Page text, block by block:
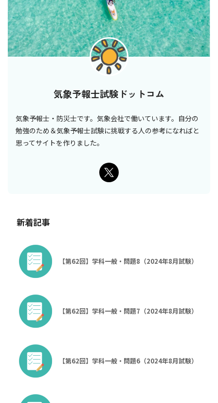
気象予報士試験ドットコム
気象予報士・防災士です。気象会社で働いています。自分の
勉強のため＆気象予報士試験に挑戦する人の参考になればと
思ってサイトを作りました。
新着記事
【第62回】学科一般・問題8（2024年8月試験）
【第62回】学科一般・問題7（2024年8月試験）
【第62回】学科一般・問題6（2024年8月試験）